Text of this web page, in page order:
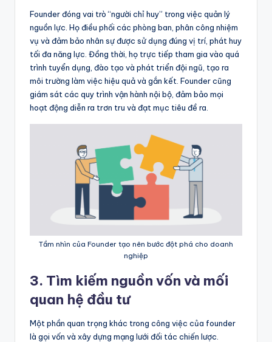
Founder đóng vai trò “người chỉ huy” trong việc quản lý
nguồn lực. Họ điều phối các phòng ban, phân công nhiệm
vụ và đảm bảo nhân sự được sử dụng đúng vị trí, phát huy
tối đa năng lực. Đồng thời, họ trực tiếp tham gia vào quá
trình tuyển dụng, đào tạo và phát triển đội ngũ, tạo ra
môi trường làm việc hiệu quả và gắn kết. Founder cũng
giám sát các quy trình vận hành nội bộ, đảm bảo mọi
hoạt động diễn ra trơn tru và đạt mục tiêu đề ra.
Tầm nhìn của Founder tạo nên bước đột phá cho doanh
nghiệp
3. Tìm kiếm nguồn vốn và mối
quan hệ đầu tư
Một phần quan trọng khác trong công việc của founder
là gọi vốn và xây dựng mạng lưới đối tác chiến lược.